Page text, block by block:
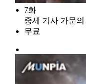
7화
중세 기사 가문
무료